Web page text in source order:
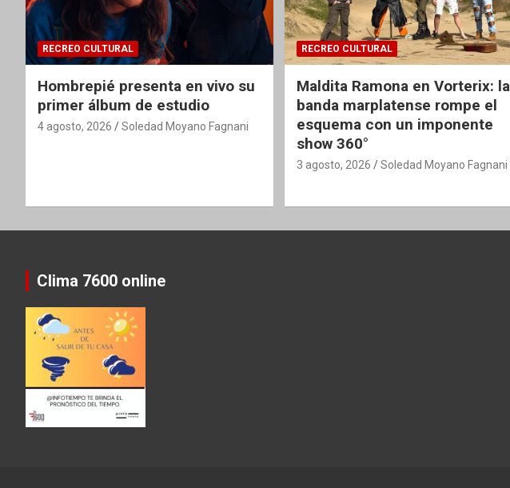
RECREO CULTURAL
Hombrepié presenta en vivo su
primer álbum de estudio
4 agosto, 2026 Soledad Moyano Fagnani
RECREO CULTURAL
Maldita Ramona en Vorterix: la
banda marplatense rompe el
esquema con un imponente
show 360°
3 agosto, 2026 Soledad Moyano Fagnani
Clima 7600 online